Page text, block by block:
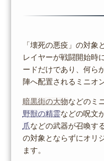
「壊死の悪疫」の対象
レイヤーが戦闘開始時
ードだけであり、何ら
陣へ配置されるミニオ
暗黒街の大物などのミ
野獣の精霊などの呪文
爪などの武器が召喚す
の対象とならずにオリ
ます。